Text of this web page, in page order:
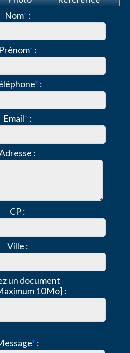
Nom* :
Prénom* :
* :
Email* :
:
CP :
Ville :
un document
10Mo] :
* :